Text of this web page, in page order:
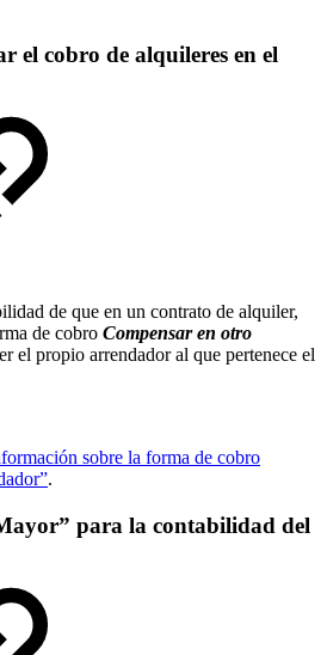
el cobro de alquileres en el
de que en un contrato de alquiler,
de cobro Compensar en otro
el propio arrendador al que pertenece el
sobre la forma de cobro
.
para la contabilidad del